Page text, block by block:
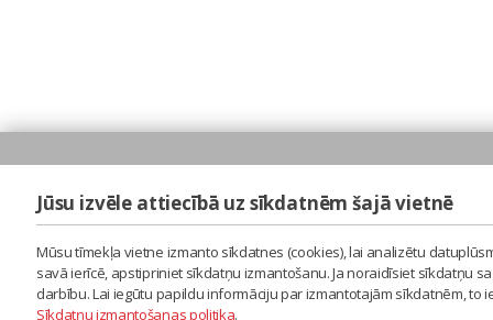
Jūsu izvēle attiecībā uz sīkdatnēm šajā vietnē
Mūsu tīmekļa vietne izmanto sīkdatnes (cookies), lai analizētu
savā ierīcē, apstipriniet sīkdatņu izmantošanu. Ja noraidīsiet sīkdatņu
darbību. Lai iegūtu papildu informāciju par izmantotajām sīkdatnēm,
Sīkdatņu izmantošanas politika.